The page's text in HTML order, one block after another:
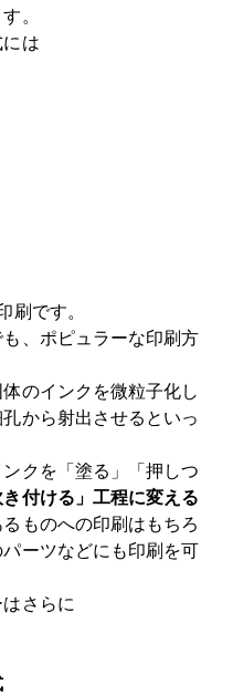
。
は
刷です。
、ポピュラーな印刷方
のインクを微粒子化し
から射出させるといっ
クを「塗る」「押しつ
き付ける」工程に変える
ものへの印刷はもちろ
ーツなどにも印刷を可
さらに